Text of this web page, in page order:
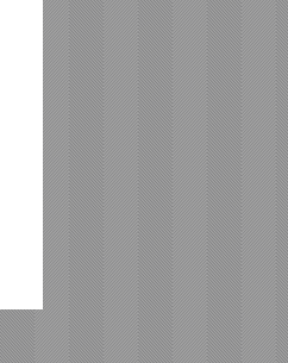
ヴィンテージシルバーカフ
価格
￥22,800